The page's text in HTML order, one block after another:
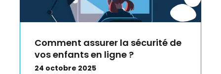
Comment assurer la sécurité de
vos enfants en ligne ?
24 octobre 2025